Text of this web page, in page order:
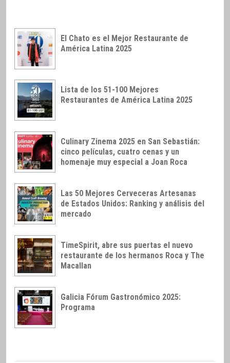
El Chato es el Mejor Restaurante de
América Latina 2025
Lista de los 51-100 Mejores
Restaurantes de América Latina 2025
Culinary Zinema 2025 en San Sebastián:
cinco películas, cuatro cenas y un
homenaje muy especial a Joan Roca
Las 50 Mejores Cerveceras Artesanas
de Estados Unidos: Ranking y análisis del
mercado
TimeSpirit, abre sus puertas el nuevo
restaurante de los hermanos Roca y The
Macallan
Galicia Fórum Gastronómico 2025:
Programa